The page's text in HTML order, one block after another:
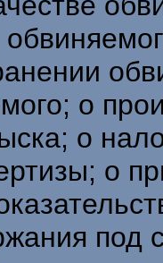
о
о
о
под